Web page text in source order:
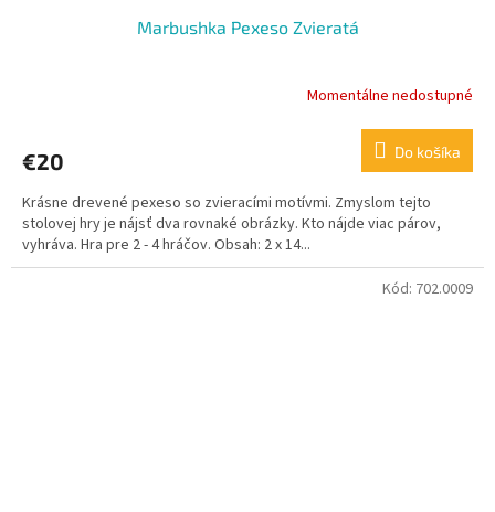
Marbushka Pexeso Zvieratá
Momentálne nedostupné
€20 Do košíka
Krásne drevené pexeso so zvieracími motívmi. Zmyslom tejto
stolovej hry je nájsť dva rovnaké obrázky. Kto nájde viac párov,
vyhráva. Hra pre 2 - 4 hráčov. Obsah: 2 x 14...
Kód: 702.0009